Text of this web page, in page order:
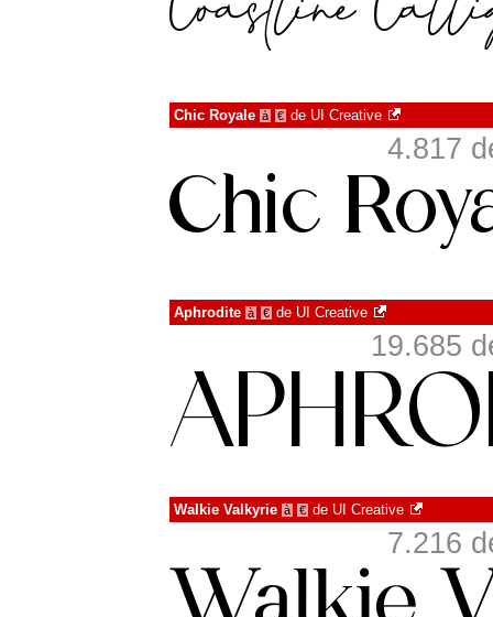
Chic Royale à € de UI Creative
4.817
Aphrodite à € de UI Creative
19.685
Walkie Valkyrie à € de UI Creative
7.216